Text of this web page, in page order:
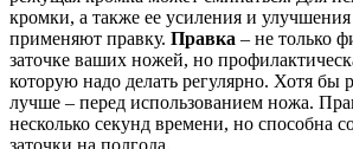
кромки, а также ее усиления и
применяют правку. Правка – не только
заточке ваших ножей, но
которую надо делать регулярно. Хотя бы
лучше – перед использованием ножа.
несколько секунд времени, но способна